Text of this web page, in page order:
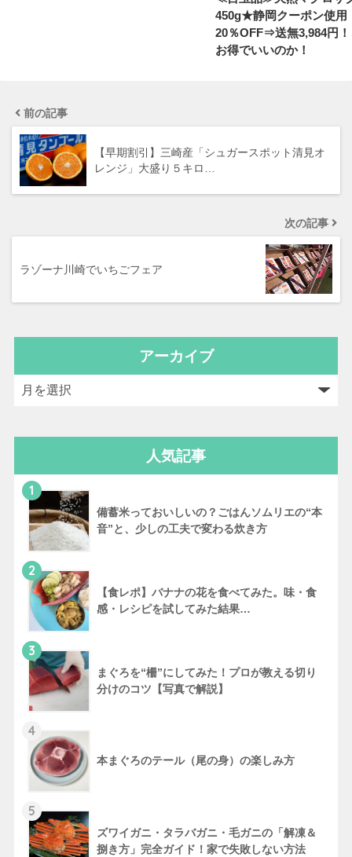
450g★静岡クーポン使用
20％OFF⇒送無3,984円
お得でいいのか！
前の記事
【早期割引】三崎産「シュガースポット清見オ
レンジ」大盛り５キロ…
次の記事
ラゾーナ川崎でいちごフェア
アーカイブ
人気記事
1
備蓄米っておいしいの？ごはんソムリエの“本
音”と、少しの工夫で変わる炊き方
2
【食レポ】バナナの花を食べてみた。味・食
感・レシピを試してみた結果…
3
まぐろを“柵”にしてみた！プロが教える切り
分けのコツ【写真で解説】
4
本まぐろのテール（尾の身）の楽しみ方
5
ズワイガニ・タラバガニ・毛ガニの「解凍＆
捌き方」完全ガイド！家で失敗しない方法